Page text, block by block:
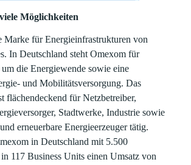
Möglichkeiten
Marke für Energieinfrastrukturen von
In Deutschland steht Omexom für
die Energiewende sowie eine
und Mobilitätsversorgung. Das
flächendeckend für Netzbetreiber,
Stadtwerke, Industrie sowie
erneuerbare Energieerzeuger tätig.
in Deutschland mit 5.500
117 Business Units einen Umsatz von